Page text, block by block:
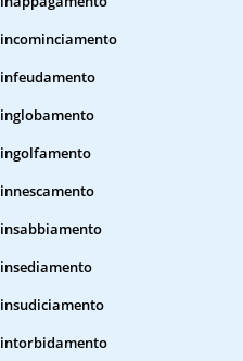
incominciamento
infeudamento
inglobamento
ingolfamento
innescamento
insabbiamento
insediamento
insudiciamento
intorbidamento